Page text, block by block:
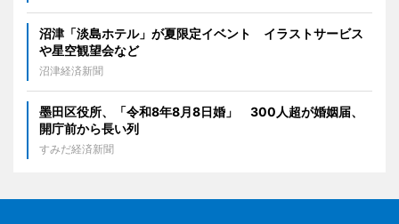
沼津「淡島ホテル」が夏限定イベント イラストサービス
や星空観望会など
沼津経済新聞
墨田区役所、「令和8年8月8日婚」 300人超が婚姻届、
開庁前から長い列
すみだ経済新聞